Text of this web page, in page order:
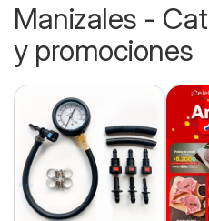
Manizales -
y promociones